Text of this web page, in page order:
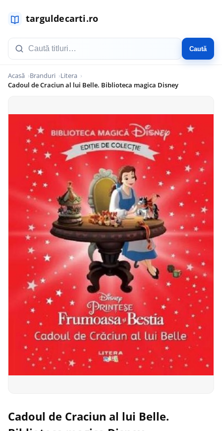
Caută
Acasă Branduri
Litera
Cadoul de Craciun al lui Belle. Biblioteca magica Disney
Cadoul de Craciun al lui Belle.